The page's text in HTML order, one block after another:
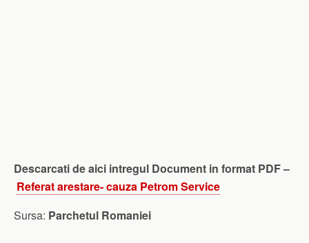
Descarcati de aici intregul Document in format PDF –
Referat arestare- cauza Petrom Service
Sursa: Parchetul Romaniei